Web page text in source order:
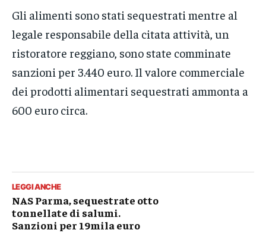
Gli alimenti sono stati sequestrati mentre al
legale responsabile della citata attività, un
ristoratore reggiano, sono state comminate
sanzioni per 3.440 euro. Il valore commerciale
dei prodotti alimentari sequestrati ammonta a
600 euro circa.
LEGGI ANCHE
NAS Parma, sequestrate otto
tonnellate di salumi.
Sanzioni per 19mila euro